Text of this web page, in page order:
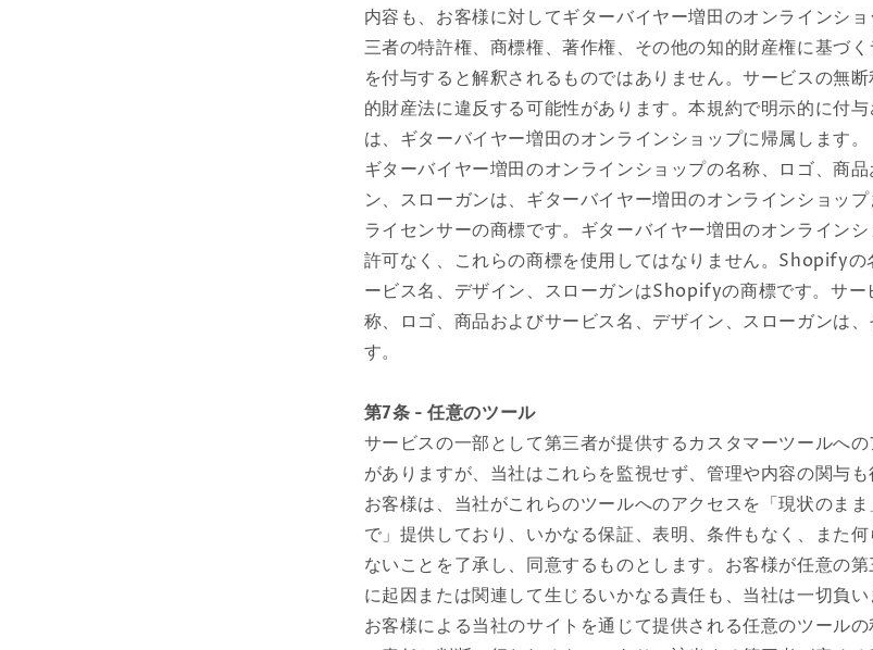
内容も、お客様に対してギターバイヤー増田のオンラインシ
三者の特許権、商標権、著作権、その他の知的財産権に基づ
を付与すると解釈されるものではありません。サービスの無
的財産法に違反する可能性があります。本規約で明示的に付
は、ギターバイヤー増田のオンラインショップに帰属します。
ギターバイヤー増田のオンラインショップの名称、ロゴ、商
ン、スローガンは、ギターバイヤー増田のオンラインショッ
ライセンサーの商標です。ギターバイヤー増田のオンライン
許可なく、これらの商標を使用してはなりません。Shopifyの
ービス名、デザイン、スローガンはShopifyの商標です。サー
称、ロゴ、商品およびサービス名、デザイン、スローガンは
す。
第7条 - 任意のツール
サービスの一部として第三者が提供するカスタマーツールへ
がありますが、当社はこれらを監視せず、管理や内容の関与も
お客様は、当社がこれらのツールへのアクセスを「現状のま
で」提供しており、いかなる保証、表明、条件もなく、また
ないことを了承し、同意するものとします。お客様が任意の
に起因または関連して生じるいかなる責任も、当社は一切負い
お客様による当社のサイトを通じて提供される任意のツール